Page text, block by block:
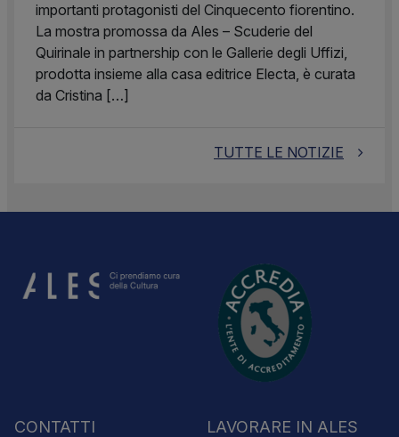
importanti protagonisti del Cinquecento fiorentino.
La mostra promossa da Ales – Scuderie del
Quirinale in partnership con le Gallerie degli Uffizi,
prodotta insieme alla casa editrice Electa, è curata
da Cristina […]
TUTTE LE NOTIZIE
CONTATTI LAVORARE IN ALES